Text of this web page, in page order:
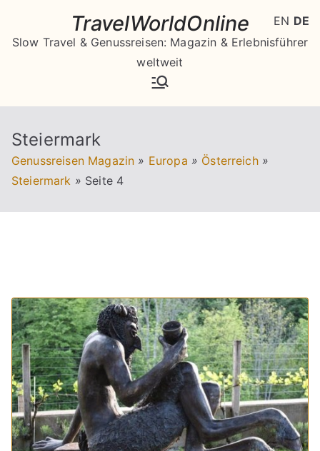
springen
TravelWorldOnline
Slow Travel & Genussreisen: Magazin & Erlebnisführer
weltweit
Steiermark
Genussreisen Magazin » Europa » Österreich »
Steiermark » Seite 4
EN DE